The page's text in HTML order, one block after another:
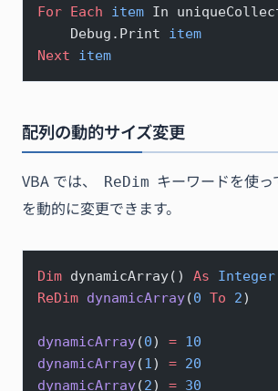
For Each item In
    Debug.Print
item
Next item
配列の動的サイズ変更
VBA では、 ReDim キーワードを使
を動的に変更できます。
Dim dynamicArray() As Integer
ReDim dynamicArray(0 To 2)
dynamicArray(0) = 10
dynamicArray(1) = 20
dynamicArray(2) = 30